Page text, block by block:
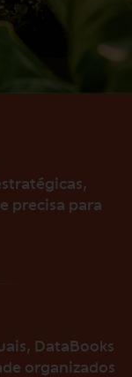
precisa para
DataBooks
organizados